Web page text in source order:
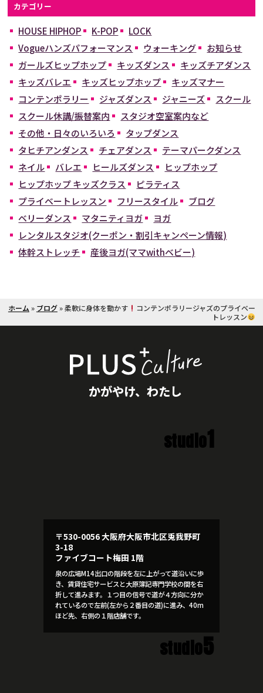
カテゴリー
HOUSE HIPHOP K-POP
LOCK
Vogueハンズパフォーマンス
ウォーキング
お知らせ
ガールズヒップホップ
キッズダンス
キッズチアダンス
キッズバレエ
キッズヒップホップ
キッズマナー
コンテンポラリー
ジャズダンス ジャニーズ
スクール
スクール休講/振替案内
スタジオ空室案内など
その他・日々のいろいろ
タップダンス
タヒチアンダンス
チェアダンス
テーマパークダンス
ネイル
バレエ ヒールズダンス
ヒップホップ
ヒップホップ キッズクラス
ピラティス
プライベートレッスン
フリースタイル
ブログ
ベリーダンス
マタニティヨガ
ヨガ
レンタルスタジオ(クーポン・割引キャンペーン情報)
体幹ストレッチ
産後ヨガ(ママwithベビー)
ホーム » ブログ»柔軟に身体を動かす
コンテンポラリージャズのプライベー
トレッスン
かがやけ、わたし
studio1
〒530-0056 大阪府大阪市北区兎我野町
3-18
ファイブコート梅田 1階
泉の広場M14出口の階段を左に上がって道沿いに歩
き、賃貸住宅サービスと大原簿記専門学校の間を右
折して進みます。１つ目の信号で道が４方向に分か
れているので左前(左から２番目の道)に進み、40m
ほど先、右側の１階店舗です。
studio5